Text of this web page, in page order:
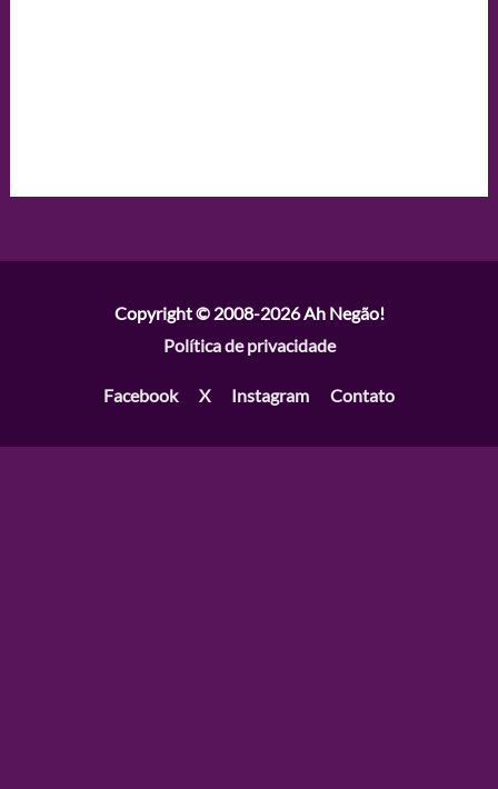
Copyright © 2008-2026Ah Negão!
Política de privacidade
Facebook X Instagram Contato